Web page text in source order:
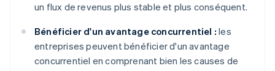
un flux de revenus plus stable et plus conséquent.
Bénéficier d'un avantage concurrentiel : les
entreprises peuvent bénéficier d'un avantage
concurrentiel en comprenant bien les causes de